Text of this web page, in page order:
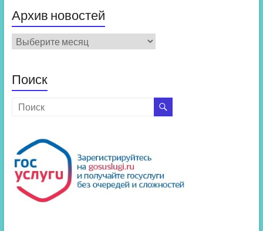
Архив новостей
Архив
новостей
Поиск